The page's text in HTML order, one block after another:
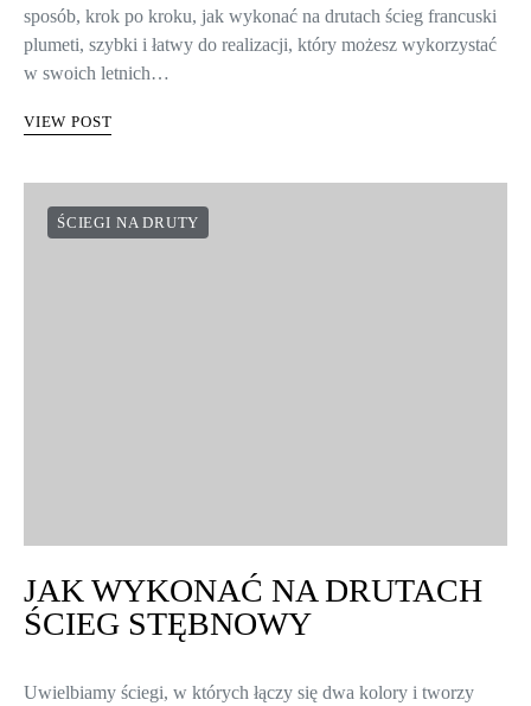
sposób, krok po kroku, jak wykonać na drutach ścieg francuski
plumeti, szybki i łatwy do realizacji, który możesz wykorzystać
w swoich letnich…
VIEW POST
ŚCIEGI NA DRUTY
JAK WYKONAĆ NA DRUTACH
ŚCIEG STĘBNOWY
Uwielbiamy ściegi, w których łączy się dwa kolory i tworzy